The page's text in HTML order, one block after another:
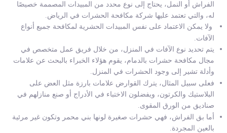
الفراش أو النمل، يحتاج إلى نوع محدد من المبيدات المصممة خصيصًا
له، والتي تعتمد عليها شركة مكافحة الحشرات في الرياض.
ولا يمكن الاعتماد على نفس المبيدات الحشرية لمكافحة جميع أنواع
الآفات.
يتم تحديد نوع الآفات في المنزل، من خلال فريق عمل متخصص في
مجال مكافحة حشرات بالدمام، يقوم هؤلاء الخبراء بالبحث عن علامات
وأدلة تشير إلى وجود الحشرات في المنزل.
فعلى سبيل المثال، يترك القوارض علامات بارزة مثل العض على
البلاستيك والكرتون، ويفضلون الاختباء في الأدراج أو صنع منازلهم في
صناديق من الورق المقوى.
أما بق الفراش، فهي حشرات صغيرة لونها بني محمر وتكون غير مرئية
بالعين المجردة.